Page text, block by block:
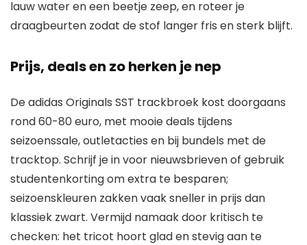
lauw water en een beetje zeep, en roteer je
draagbeurten zodat de stof langer fris en sterk blijft.
Prijs, deals en zo herken je nep
De adidas Originals SST trackbroek kost doorgaans
rond 60-80 euro, met mooie deals tijdens
seizoenssale, outletacties en bij bundels met de
tracktop. Schrijf je in voor nieuwsbrieven of gebruik
studentenkorting om extra te besparen;
seizoenskleuren zakken vaak sneller in prijs dan
klassiek zwart. Vermijd namaak door kritisch te
checken: het tricot hoort glad en stevig aan te